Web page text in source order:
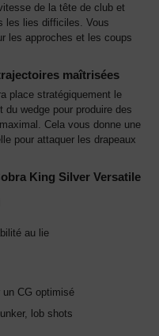
de la tête de club et
les lies difficiles. Vous
les approches et les coups
maîtrisées
place stratégiquement le
wedge pour produire des
Cela vous donne une
pour attaquer les drapeaux
King Silver Versatile
au lie
un CG optimisé
lob shots